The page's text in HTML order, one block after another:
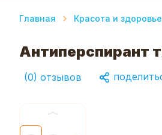
Главная Красота и здоровье
Антиперспирант
(0) отзывов